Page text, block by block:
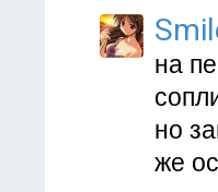
на
но
же